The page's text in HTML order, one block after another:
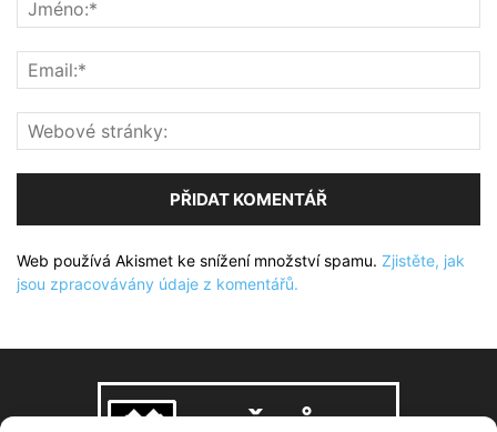
Web používá Akismet ke snížení množství spamu. Zjistěte, jak
jsou zpracovávány údaje z komentářů.